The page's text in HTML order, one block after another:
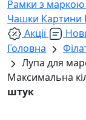
Рамки з маркою
Чашки Картини
Акції
Головна
Лупа для
Максимальна
штук